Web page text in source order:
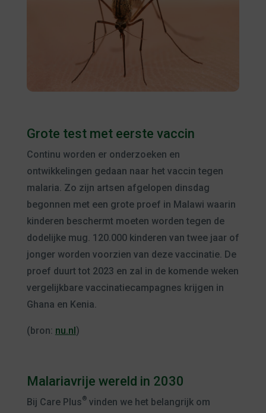
Grote test met eerste vaccin
Continu worden er onderzoeken en
ontwikkelingen gedaan naar het vaccin tegen
malaria. Zo zijn artsen afgelopen dinsdag
begonnen met een grote proef in Malawi waarin
kinderen beschermt moeten worden tegen de
dodelijke mug. 120.000 kinderen van twee jaar of
jonger worden voorzien van deze vaccinatie. De
proef duurt tot 2023 en zal in de komende weken
vergelijkbare vaccinatiecampagnes krijgen in
Ghana en Kenia.
(bron: nu.nl)
Malariavrije wereld in 2030
Bij Care Plus®vinden we het belangrijk om